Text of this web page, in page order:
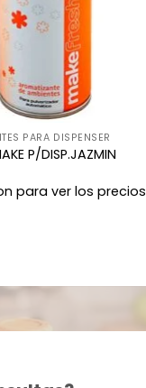
PARA DISPENSER
P/DISP.JAZMIN
para ver los precios